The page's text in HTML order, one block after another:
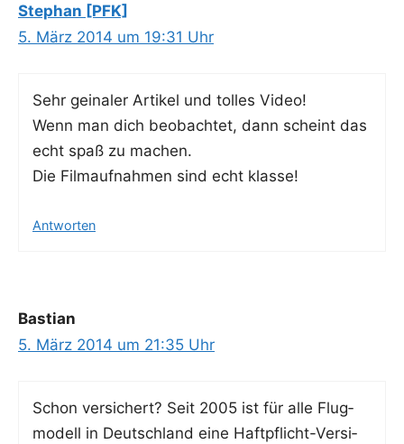
Stephan [PFK]
5. März 2014 um 19:31 Uhr
Sehr gei­na­ler Arti­kel und tol­les Video!
Wenn man dich beob­ach­tet, dann scheint das
echt spaß zu machen.
Die Film­auf­nah­men sind echt klasse!
Antworten
Bastian
5. März 2014 um 21:35 Uhr
Schon ver­si­chert? Seit 2005 ist für alle Flug­
mo­dell in Deutsch­land eine Haft­pflicht-Ver­si­